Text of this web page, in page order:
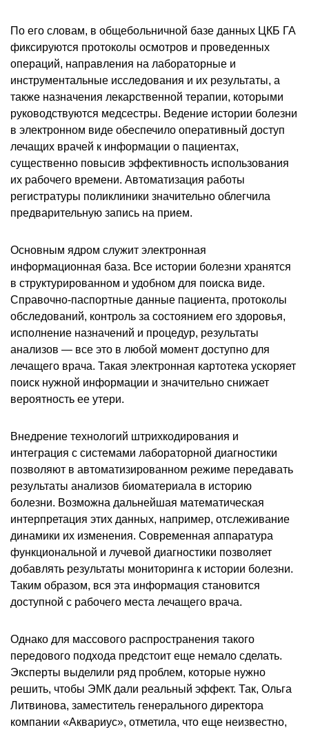
По его словам, в общебольничной базе данных ЦКБ ГА
фиксируются протоколы осмотров и проведенных
операций, направления на лабораторные и
инструментальные исследования и их результаты, а
также назначения лекарственной терапии, которыми
руководствуются медсестры. Ведение истории болезни
в электронном виде обеспечило оперативный доступ
лечащих врачей к информации о пациентах,
существенно повысив эффективность использования
их рабочего времени. Автоматизация работы
регистратуры поликлиники значительно облегчила
предварительную запись на прием.
Основным ядром служит электронная
информационная база. Все истории болезни хранятся
в структурированном и удобном для поиска виде.
Справочно-паспортные данные пациента, протоколы
обследований, контроль за состоянием его здоровья,
исполнение назначений и процедур, результаты
анализов — все это в любой момент доступно для
лечащего врача. Такая электронная картотека ускоряет
поиск нужной информации и значительно снижает
вероятность ее утери.
Внедрение технологий штрихкодирования и
интеграция с системами лабораторной диагностики
позволяют в автоматизированном режиме передавать
результаты анализов биоматериала в историю
болезни. Возможна дальнейшая математическая
интерпретация этих данных, например, отслеживание
динамики их изменения. Современная аппаратура
функциональной и лучевой диагностики позволяет
добавлять результаты мониторинга к истории болезни.
Таким образом, вся эта информация становится
доступной с рабочего места лечащего врача.
Однако для массового распространения такого
передового подхода предстоит еще немало сделать.
Эксперты выделили ряд проблем, которые нужно
решить, чтобы ЭМК дали реальный эффект. Так, Ольга
Литвинова, заместитель генерального директора
компании «Аквариус», отметила, что еще неизвестно,